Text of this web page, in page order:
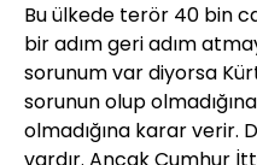
Bu ülkede terör 40 bin
bir adım geri adım
sorunum var diyorsa
sorunun olup
olmadığına karar verir.